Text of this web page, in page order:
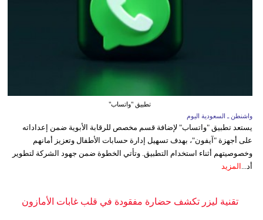
تطبيق "واتساب"
واشنطن ـ السعودية اليوم
يستعد تطبيق "واتساب" لإضافة قسم مخصص للرقابة الأبوية ضمن إعداداته
على أجهزة "آيفون"، بهدف تسهيل إدارة حسابات الأطفال وتعزيز أمانهم
وخصوصيتهم أثناء استخدام التطبيق. وتأتي الخطوة ضمن جهود الشركة لتطوير
أد...
المزيد
تقنية ليزر تكشف حضارة مفقودة في قلب غابات الأمازون